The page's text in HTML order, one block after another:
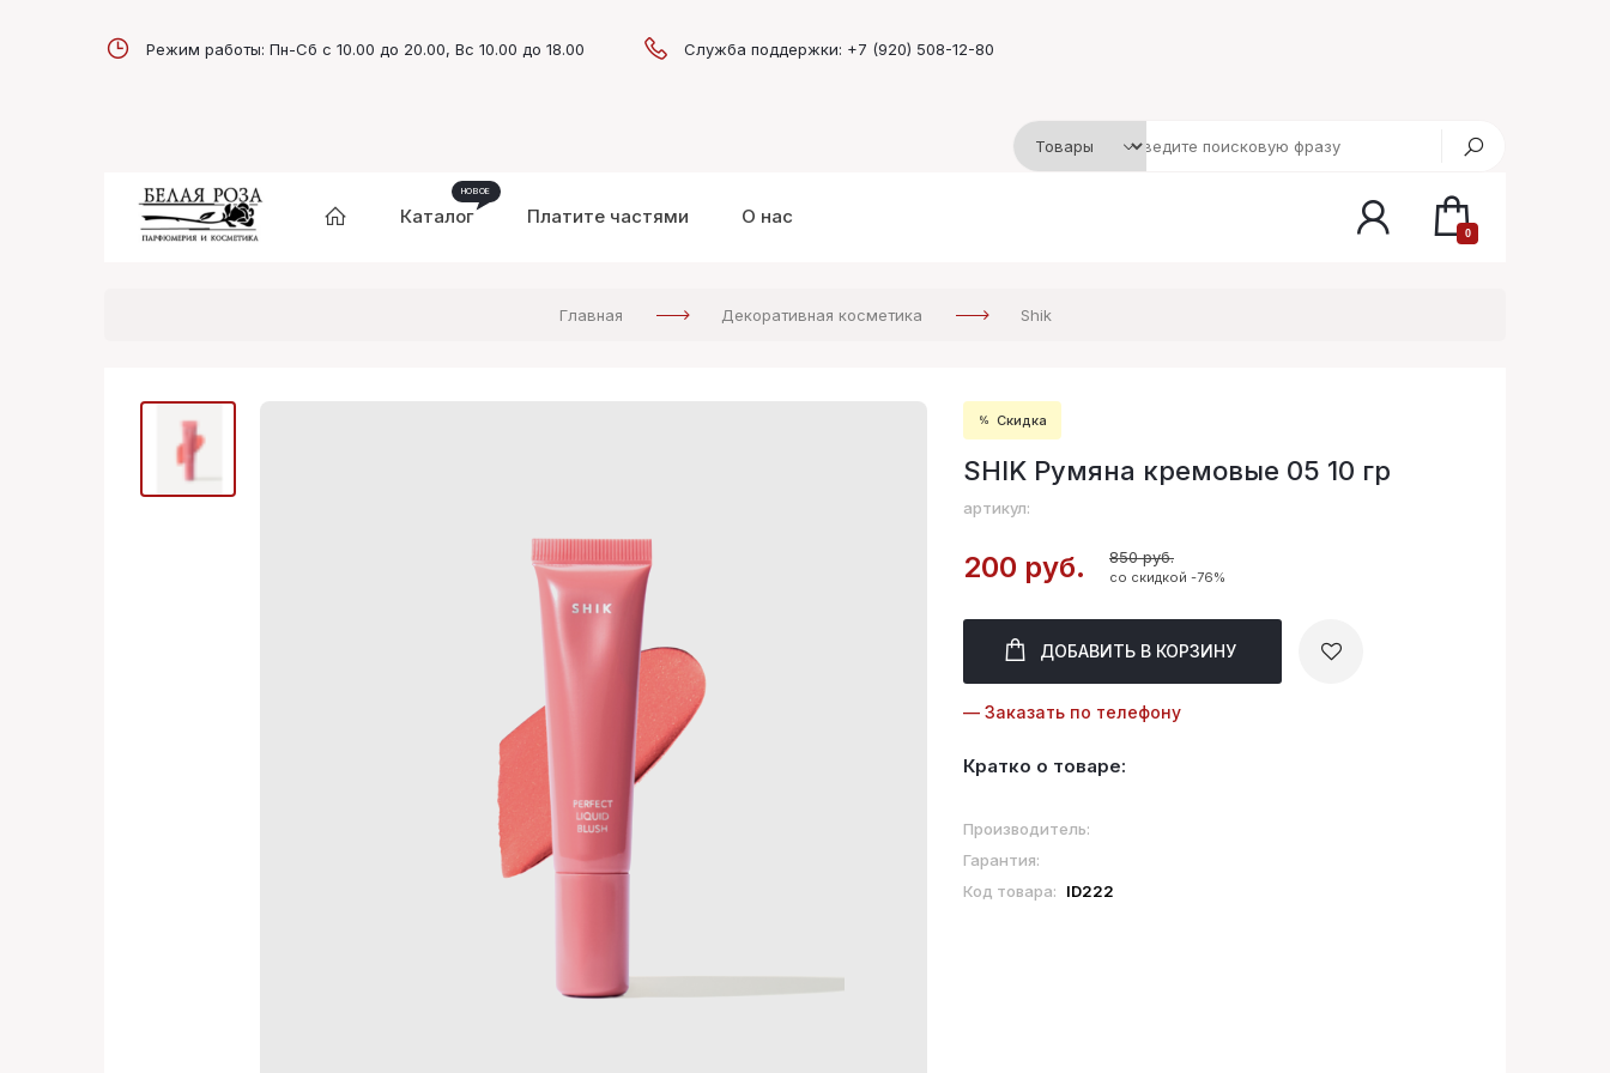
Режим работы: Пн-Сб с 10.00 до 20.00, Вс 10.00 до 18.00 Служба поддержки: +7 (920) 508-12-80
Каталог Платите частями О нас
0
Главная Декоративная косметика Shik
Скидка
SHIK Румяна кремовые 05 10 гр
артикул:
200 руб. 850 руб.
со скидкой -76%
ДОБАВИТЬ В КОРЗИНУ
— Заказать по телефону
Кратко о товаре:
Производитель:
Гарантия:
Код товара:
ID222